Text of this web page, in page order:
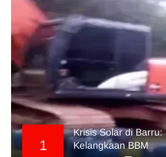
1
Krisis Solar di
Kelangkaan BBM